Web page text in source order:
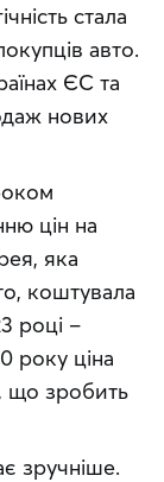
стала
авто.
ЄС та
нових
цін на
яка
коштувала
році –
року ціна
що зробить
зручніше.